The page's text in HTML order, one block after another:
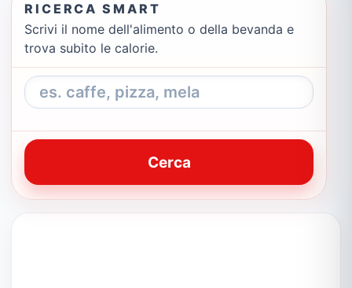
RICERCA SMART
Scrivi il nome dell'alimento o della bevanda e
trova subito le calorie.
Cerca